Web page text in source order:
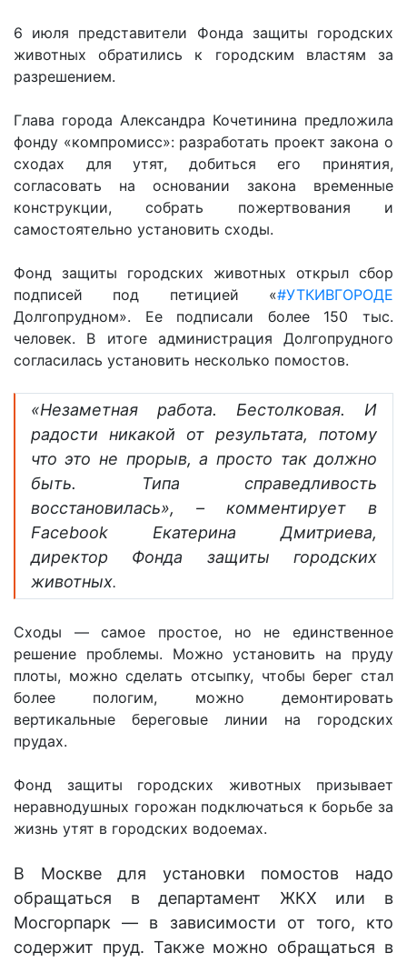
6 июля представители Фонда защиты городских
животных обратились к городским властям за
разрешением.
Глава города Александра Кочетинина предложила
фонду «компромисс»: разработать проект закона о
сходах для утят, добиться его принятия,
согласовать на основании закона временные
конструкции, собрать пожертвования и
самостоятельно установить сходы.
Фонд защиты городских животных открыл сбор
подписей под петицией «#УТКИВГОРОДЕ
Долгопрудном». Ее подписали более 150 тыс.
человек. В итоге администрация Долгопрудного
согласилась установить несколько помостов.
«Незаметная работа. Бестолковая. И
радости никакой от результата, потому
что это не прорыв, а просто так должно
быть. Типа справедливость
восстановилась», – комментирует в
Facebook Екатерина Дмитриева,
директор Фонда защиты городских
животных.
Сходы — самое простое, но не единственное
решение проблемы. Можно установить на пруду
плоты, можно сделать отсыпку, чтобы берег стал
более пологим, можно демонтировать
вертикальные береговые линии на городских
прудах.
Фонд защиты городских животных призывает
неравнодушных горожан подключаться к борьбе за
жизнь утят в городских водоемах.
В Москве для установки помостов надо
обращаться в департамент ЖКХ или в
Мосгорпарк — в зависимости от того, кто
содержит пруд. Также можно обращаться в